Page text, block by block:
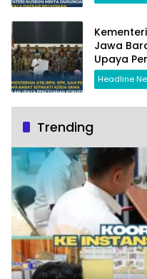
Jawa
Upaya
Headline
Trending